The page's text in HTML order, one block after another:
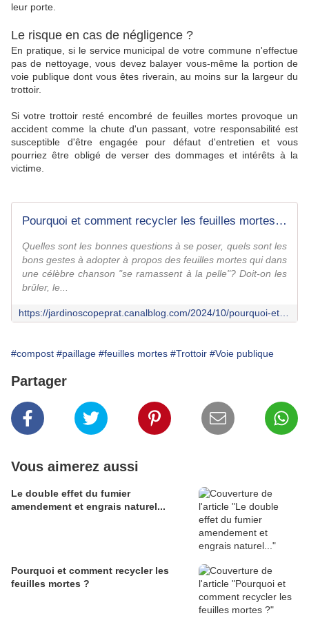
leur porte.
Le risque en cas de négligence ?
En pratique, si le service municipal de votre commune n'effectue
pas de nettoyage, vous devez balayer vous-même la portion de
voie publique dont vous êtes riverain, au moins sur la largeur du
trottoir.
Si votre trottoir resté encombré de feuilles mortes provoque un
accident comme la chute d'un passant, votre responsabilité est
susceptible d'être engagée pour défaut d'entretien et vous
pourriez être obligé de verser des dommages et intérêts à la
victime.
Pourquoi et comment recycler les feuilles mortes ? - Le JardinOscope coté pratique, les bons gestes à faire au jardin
Quelles sont les bonnes questions à se poser, quels sont les
bons gestes à adopter à propos des feuilles mortes qui dans
une célèbre chanson "se ramassent à la pelle"? Doit-on les
brûler, le...
#compost #paillage #feuilles mortes #Trottoir #Voie publique
Partager
Vous aimerez aussi
Le double effet du fumier
amendement et engrais naturel...
Pourquoi et comment recycler les
feuilles mortes ?